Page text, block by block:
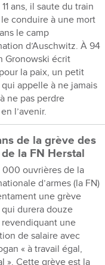
ans, il saute du train
conduire à une mort
le camp
d’Auschwitz. À 94
Gronowski écrit
la paix, un petit
appelle à ne jamais
ne pas perdre
l’avenir.
de la grève des
la FN Herstal
000 ouvrières de la
d’armes (la FN)
une grève
durera douze
revendiquant une
de salaire avec
« à travail égal,
». Cette grève est la